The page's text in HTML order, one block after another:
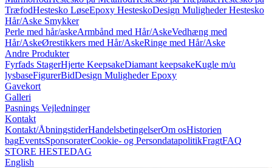
TræfodHestesko LøseEpoxy HesteskoDesign Muligheder Hestesko
Hår/Aske Smykker
Perle med hår/askeArmbånd med Hår/AskeVedhæng med
Hår/AskeØrestikkers med Hår/AskeRinge med Hår/Aske
Andre Produkter
Fyrfads StagerHjerte KeepsakeDiamant keepsakeKugle m/u
lysbaseFigurerBidDesign Muligheder Epoxy
Gavekort
Galleri
Pasnings Vejledninger
Kontakt
Kontakt/ÅbningstiderHandelsbetingelserOm osHistorien
bagEventsSponsoraterCookie- og PersondatapolitikFragtFAQ
STORE HESTEDAG
English